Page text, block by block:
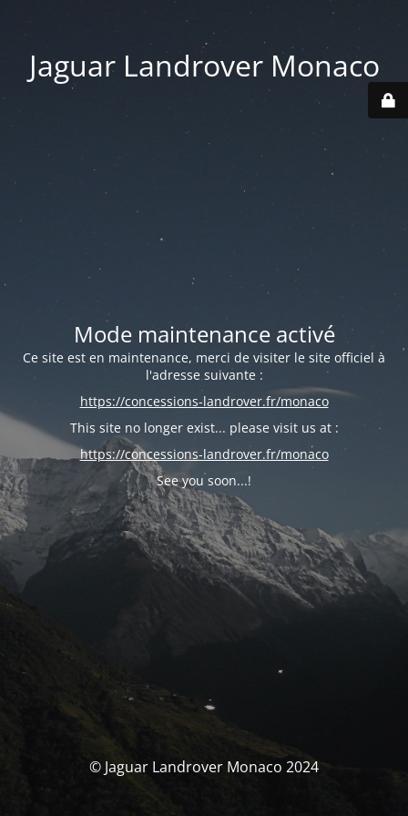
Jaguar Landrover Monaco
Mode maintenance activé
Ce site est en maintenance, merci de visiter le site officiel à
l'adresse suivante :
https://concessions-landrover.fr/monaco
This site no longer exist... please visit us at :
https://concessions-landrover.fr/monaco
See you soon...!
© Jaguar Landrover Monaco 2024